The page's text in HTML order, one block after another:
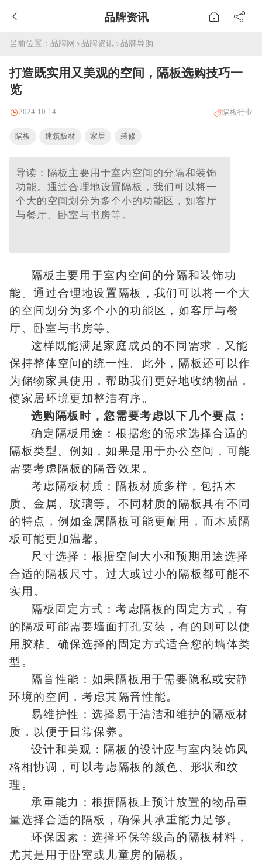
品牌资讯
当前位置： 品牌网 品牌资讯 品牌导购
打造既实用又美观的空间，隔板选购技巧一
览
2024-10-14 隔板行业
​隔板 建筑板材 家居 装修
导读：​隔板主要用于室内空间的分隔和装饰
功能。通过合理地设置隔板，我们可以将一
个大的空间划分为多个小的功能区，如客厅
与餐厅、卧室与书房等。
隔板主要用于室内空间的分隔和装饰功
能。通过合理地设置隔板，我们可以将一个大
的空间划分为多个小的功能区，如客厅与餐
厅、卧室与书房等。
这样既能满足家庭成员的不同需求，又能
保持整体空间的统一性。此外，隔板还可以作
为储物家具使用，帮助我们更好地收纳物品，
使家居环境更加整洁有序。
选购隔板时，您需要考虑以下几个要点：
确定隔板用途：根据您的需求选择合适的
隔板类型。例如，如果是用于办公空间，可能
需要考虑隔板的隔音效果。
考虑隔板材质：隔板材质多样，包括木
质、金属、玻璃等。不同材质的隔板具有不同
的特点，例如金属隔板可能更耐用，而木质隔
板可能更加温馨。
尺寸选择：根据空间大小和预期用途选择
合适的隔板尺寸。过大或过小的隔板都可能不
实用。
隔板固定方式：考虑隔板的固定方式，有
的隔板可能需要墙面打孔安装，有的则可以使
用胶粘。确保选择的固定方式适合您的墙体类
型。
隔音性能：如果隔板用于需要隐私或安静
环境的空间，考虑其隔音性能。
易维护性：选择易于清洁和维护的隔板材
质，以便于日常保养。
设计和美观：隔板的设计应与室内装饰风
格相协调，可以考虑隔板的颜色、形状和纹
理。
承重能力：根据隔板上预计放置的物品重
量选择合适的隔板，确保其承重能力足够。
环保因素：选择环保等级高的隔板材料，
尤其是用于卧室或儿童房的隔板。